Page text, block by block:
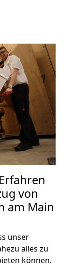
von
am Main
unser
alles zu
können.